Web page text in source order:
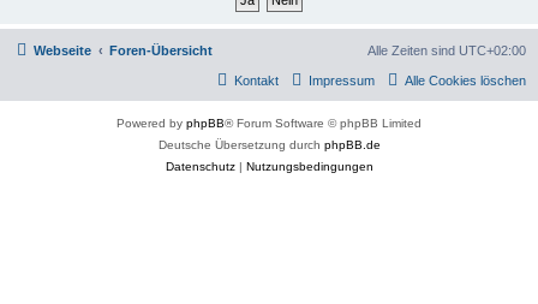
Webseite Foren-Übersicht Alle Zeiten sind UTC+02:00
Alle Cookies löschen
Impressum
Kontakt
Powered by phpBB® Forum Software © phpBB Limited
Deutsche Übersetzung durch phpBB.de
Datenschutz| Nutzungsbedingungen